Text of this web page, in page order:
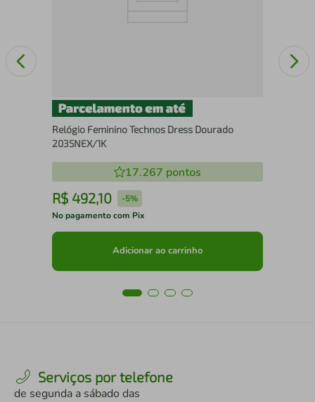
Relógio Feminino Technos Dress Dourado
2035NEX/1K
17.267 pontos
R$ 492,10 -5%
No pagamento com Pix
Adicionar ao carrinho
Serviços por telefone
de segunda a sábado das